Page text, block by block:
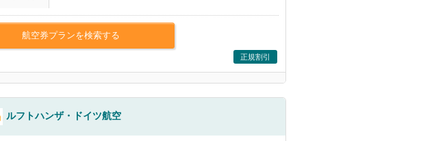
航空券プランを検索する
正規割引
ルフトハンザ・ドイツ航空